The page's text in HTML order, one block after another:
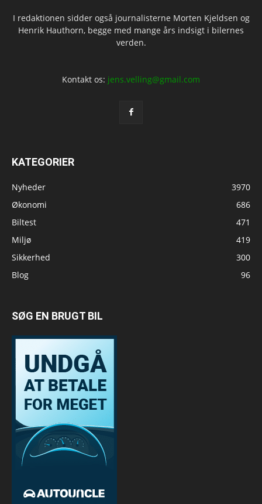
I redaktionen sidder også journalisterne Morten Kjeldsen og
Henrik Hauthorn, begge med mange års indsigt i bilernes
verden.
Kontakt os: jens.velling@gmail.com
KATEGORIER
Nyheder
3970
Økonomi
686
Biltest
471
Miljø
419
Sikkerhed
300
Blog
96
SØG EN BRUGT BIL